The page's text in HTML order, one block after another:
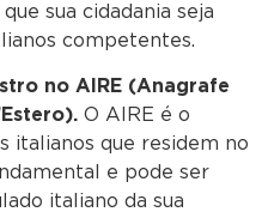
sua cidadania seja
competentes.
no AIRE (Anagrafe
O AIRE é o
italianos que residem no
e pode ser
italiano da sua